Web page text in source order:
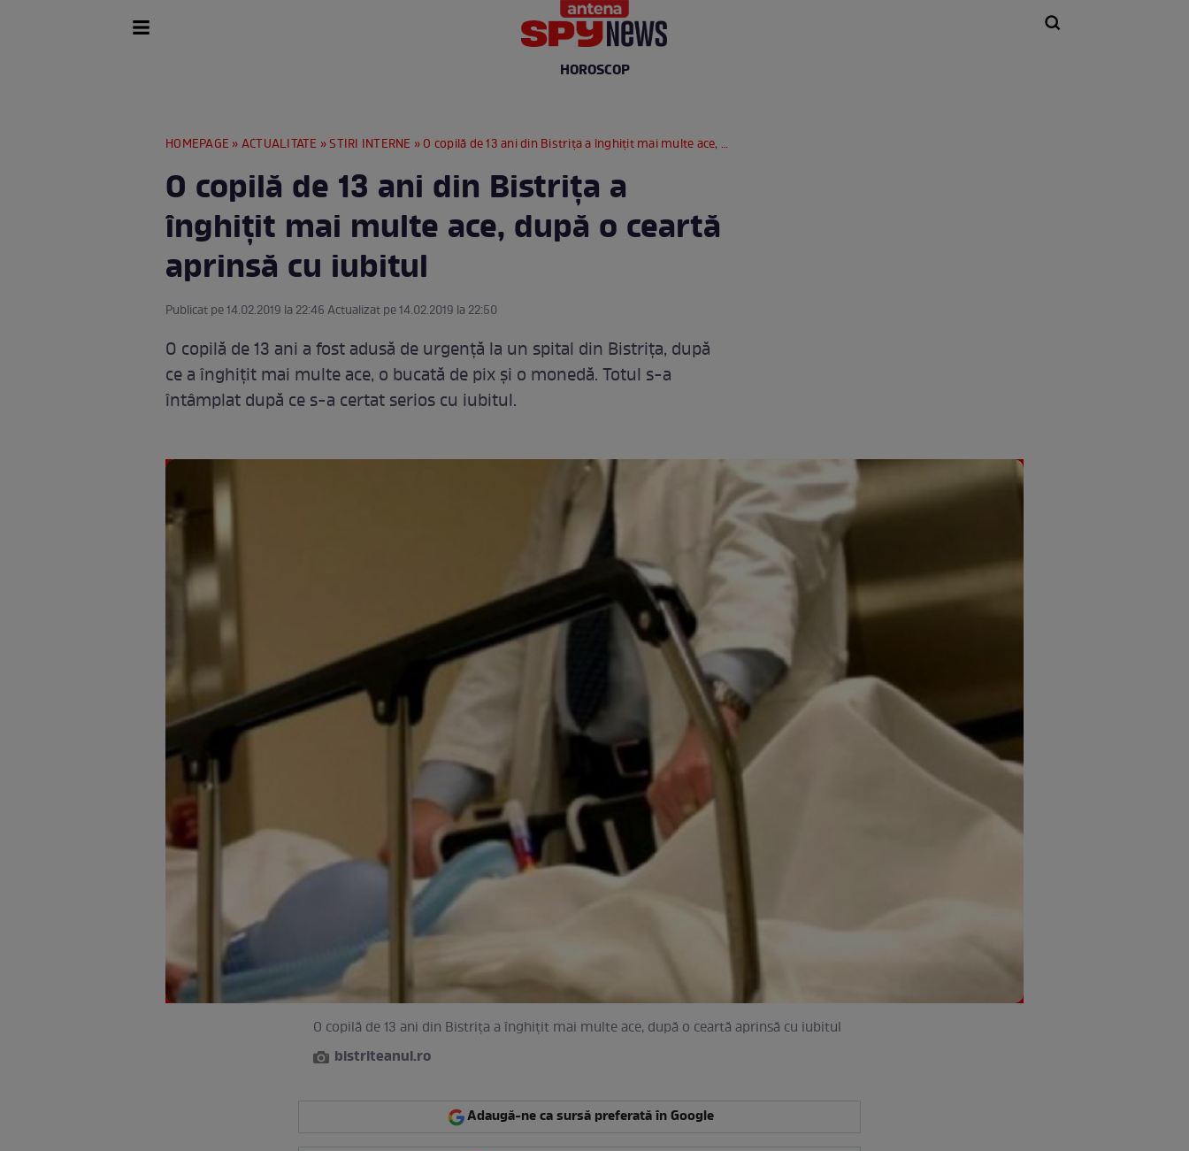
HOROSCOP
HOMEPAGE »ACTUALITATE »STIRI INTERNE » O copilă de 13 ani din Bistrița a înghițit mai multe ace, după o ceartă aprinsă cu iubitul
O copilă de 13 ani din Bistrița a
înghițit mai multe ace, după o ceartă
aprinsă cu iubitul
Publicat pe 14.02.2019 la 22:46 Actualizat pe 14.02.2019 la 22:50
O copilă de 13 ani a fost adusă de urgență la un spital din Bistrița, după
ce a înghițit mai multe ace, o bucată de pix și o monedă. Totul s-a
întâmplat după ce s-a certat serios cu iubitul.
O copilă de 13 ani din Bistrița a înghițit mai multe ace, după o ceartă aprinsă cu iubitul
bistriteanul.ro
Adaugă-ne ca sursă preferată în Google